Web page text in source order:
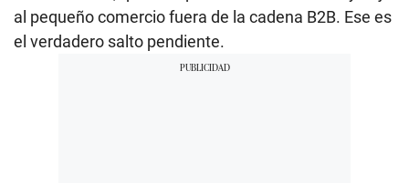
al pequeño comercio fuera de la cadena B2B. Ese es
el verdadero salto pendiente.